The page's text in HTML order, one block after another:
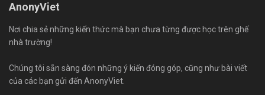
AnonyViet
Nơi chia sẻ những kiến thức mà bạn chưa từng được học trên ghế
nhà trường!
Chúng tôi sẵn sàng đón những ý kiến đóng góp, cũng như bài viết
của các bạn gửi đến AnonyViet.